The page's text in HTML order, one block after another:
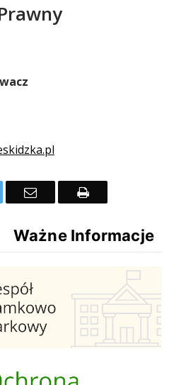
Email Drukuj
Ważne Informacje